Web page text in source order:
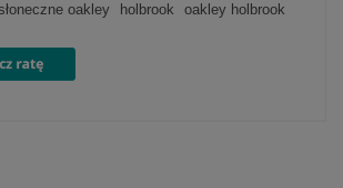
oakley
holbrook
oakley holbrook